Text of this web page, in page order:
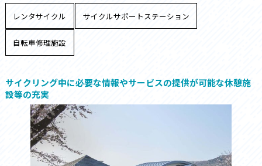
レンタサイクル サイクルサポートステーション
自転車修理施設
サイクリング中に必要な情報やサービスの提供が可能な休憩施
設等の充実